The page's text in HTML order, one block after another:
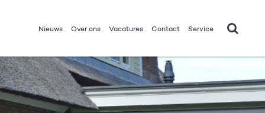
Nieuws Over ons Vacatures Contact Service